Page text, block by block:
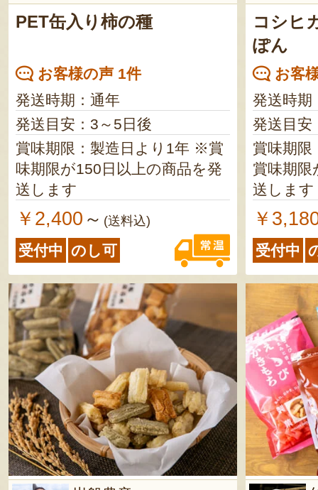
PET缶入り柿の種
お客様の声 1件
発送時期：通年
発送目安：3～5日後
賞味期限：製造日より1年 ※賞
味期限が150日以上の商品を発
送します
￥2,400 ～ (送料込)
受付中 のし可
コシヒ
ぽん
お客
発送時期
発送目安
賞味期
賞味期限
送します
￥
受付中